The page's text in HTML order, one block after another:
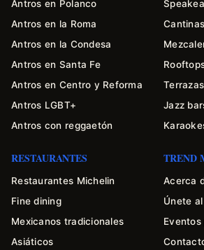
Antros en Polanco
Antros en la Roma
Antros en la Condesa
Antros en Santa Fe
Antros en Centro y Reforma
Antros LGBT+
Antros con reggaetón
Terrazas
Jazz
RESTAURANTES
Restaurantes Michelin
Fine dining
Mexicanos tradicionales
Asiáticos
TREND
Acerca
Únete